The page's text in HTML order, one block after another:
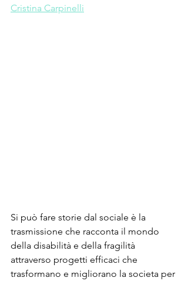
Cristina Carpinelli
Si può fare storie dal sociale è la
trasmissione che racconta il mondo
della disabilità e della fragilità
attraverso progetti efficaci che
trasformano e migliorano la societa per